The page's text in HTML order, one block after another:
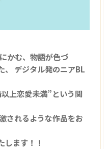
かむ、物語が色づ
、 デジタル発のニアBL
上恋愛未満”という関
されるような作品をお
します！！